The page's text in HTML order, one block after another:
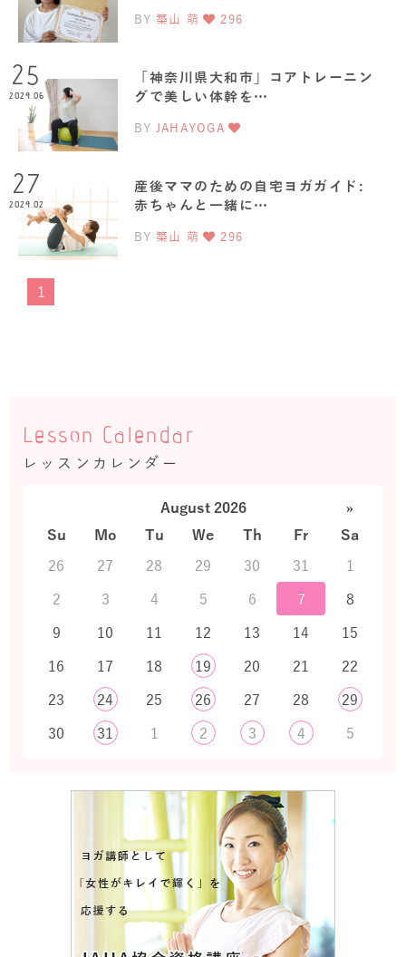
BY 築山 萌 296
25
2024.06
「神奈川県大和市」コアトレーニン
グで美しい体幹を…
BY JAHAYOGA
27
2024.02
産後ママのための自宅ヨガガイド:
赤ちゃんと一緒に…
BY 築山 萌 296
1
Lesson Calendar
レッスンカレンダー
August 2026
»
Su
Mo Tu We Th Fr
Sa
26
27 28 29 30 31
1
2
3 4 5 6 7
8
9
10 11 12 13 14
15
16
17 18 19 20 21
22
23
24 25 26 27 28
29
30
31 1 2 3 4 5